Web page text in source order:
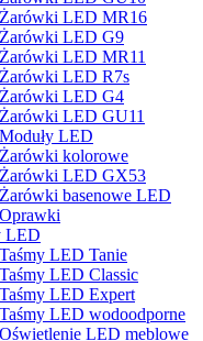
Żarówki LED MR16
Żarówki LED G9
Żarówki LED MR11
Żarówki LED R7s
Żarówki LED G4
Żarówki LED GU11
Moduły LED
Żarówki kolorowe
Żarówki LED GX53
Żarówki basenowe LED
Oprawki
LED
Taśmy LED Tanie
Taśmy LED Classic
Taśmy LED Expert
Taśmy LED wodoodporne
Oświetlenie LED meblowe